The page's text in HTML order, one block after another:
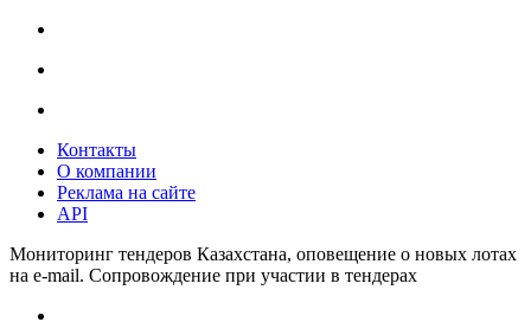
Контакты
О компании
Реклама на сайте
API
Мониторинг тендеров Казахстана, оповещение о новых лотах
на e-mail. Сопровождение при участии в тендерах